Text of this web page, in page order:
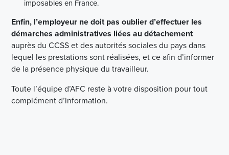
imposables en France.
Enfin, l’employeur ne doit pas oublier d’effectuer les
démarches administratives liées au détachement
auprès du CCSS et des autorités sociales du pays dans
lequel les prestations sont réalisées, et ce afin d’informer
de la présence physique du travailleur.
Toute l’équipe d’AFC reste à votre disposition pour tout
complément d’information.